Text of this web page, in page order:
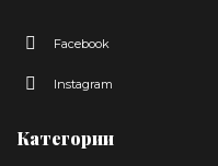
Facebook
Instagram
Категории